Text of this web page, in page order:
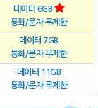
데이터 6GB
통화/문자 무제한
데이터 7GB
통화/문자 무제한
데이터 11GB
통화/문자 무제한